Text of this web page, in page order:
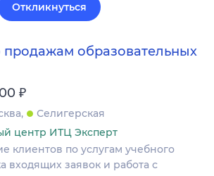
Откликнуться
образовательных
₽
Селигерская
центр ИТЦ Эксперт
клиентов по услугам учебного
входящих заявок и работа с